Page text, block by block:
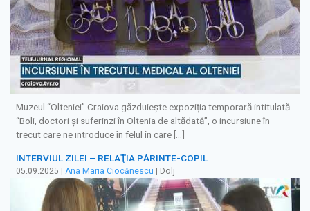
Muzeul “Olteniei” Craiova găzduiește expoziția temporară intitulată
“Boli, doctori și suferinzi în Oltenia de altădată”, o incursiune în
trecut care ne introduce în felul în care […]
INTERVIUL ZILEI – RELAŢIA PĂRINTE-COPIL
05.09.2025 Ana Maria Ciocănescu | Dolj